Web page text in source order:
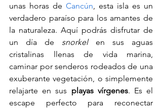
unas horas de Cancún , esta isla es un
verdadero paraíso para los amantes de
la naturaleza. Aquí podrás disfrutar de
un día de snorkel en sus aguas
cristalinas llenas de vida marina,
caminar por senderos rodeados de una
exuberante vegetación, o simplemente
relajarte en sus playas vírgenes. Es el
escape perfecto para reconectar